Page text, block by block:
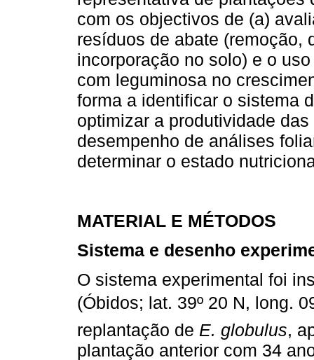
com os objectivos de (a)
resíduos de abate (remoção,
incorporação no solo) e o
com leguminosa no
forma a identificar o sistema
optimizar a produtividade
desempenho de análises
determinar o estado
MATERIAL E MÉTODOS
Sistema e desenho
O sistema experimental foi
(Óbidos; lat. 39º 20 N, long.
replantação de E. globulus,
plantação anterior com 34